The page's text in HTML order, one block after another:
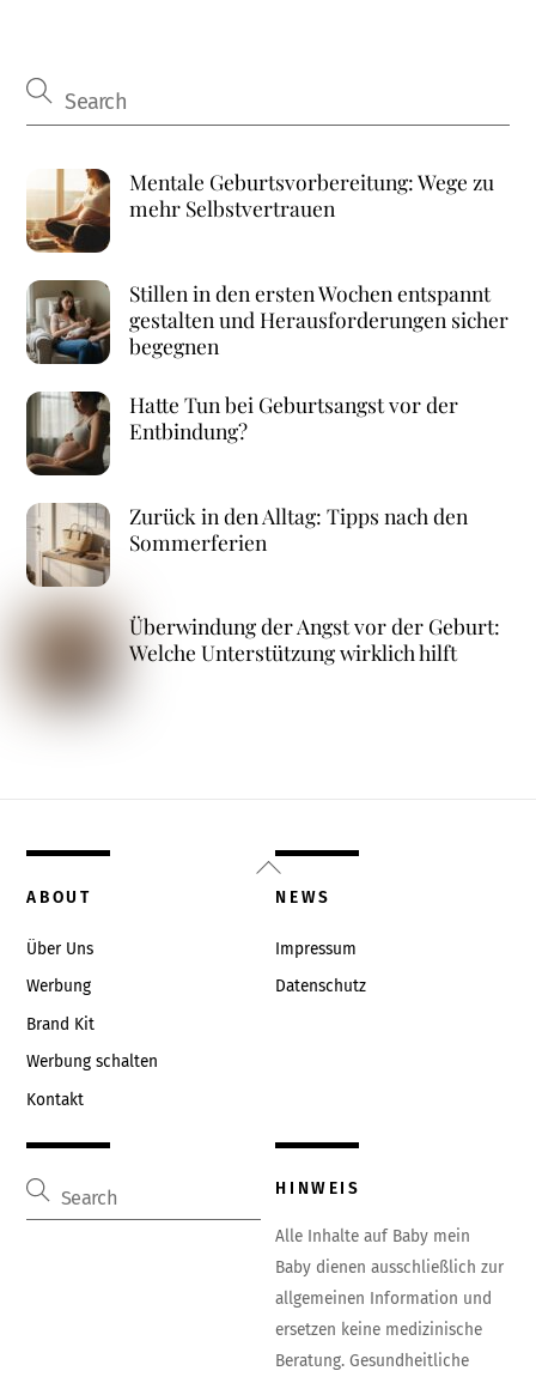
Mentale Geburtsvorbereitung: Wege zu
mehr Selbstvertrauen
Stillen in den ersten Wochen entspannt
gestalten und Herausforderungen sicher
begegnen
Hatte Tun bei Geburtsangst vor der
Entbindung?
Zurück in den Alltag: Tipps nach den
Sommerferien
Überwindung der Angst vor der Geburt:
Welche Unterstützung wirklich hilft
Back
To
ABOUT
Über Uns
Werbung
Brand Kit
Werbung schalten
Kontakt
NEWS
Impressum
Datenschutz
HINWEIS
Alle Inhalte auf Baby mein
Baby dienen ausschließlich zur
allgemeinen Information und
ersetzen keine medizinische
Beratung. Gesundheitliche